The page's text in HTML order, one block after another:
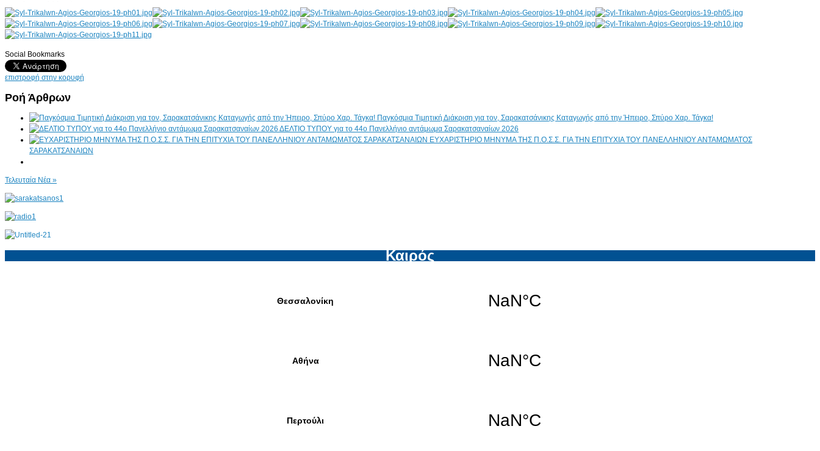
AdmirorGallery 4.5.0 , author/s
Social Bookmarks
επιστροφή στην κορυφή
Ροή Άρθρων
Παγκόσμια Τιμητική Διάκριση για τον, Σαρακατσάνικης Καταγωγής από την Ήπειρο, Σπύρο Χαρ. Τάγκα!
ΔΕΛΤΙΟ ΤΥΠΟΥ για το 44ο Πανελλήνιο αντάμωμα Σαρακατσαναίων 2026
ΕΥΧΑΡΙΣΤΗΡΙΟ ΜΗΝΥΜΑ ΤΗΣ Π.Ο.Σ.Σ. ΓΙΑ ΤΗΝ ΕΠΙΤΥΧΙΑ ΤΟΥ ΠΑΝΕΛΛΗΝΙΟΥ ΑΝΤΑΜΩΜΑΤΟΣ
ΣΑΡΑΚΑΤΣΑΝΑΙΩΝ
Τελευταία Νέα »
Καιρός